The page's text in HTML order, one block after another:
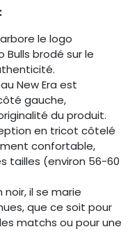
le logo
brodé sur le
New Era est
gauche,
du produit.
en tricot côtelé
confortable,
tailles (environ 56-60
noir, il se marie
que ce soit pour
matchs ou pour une